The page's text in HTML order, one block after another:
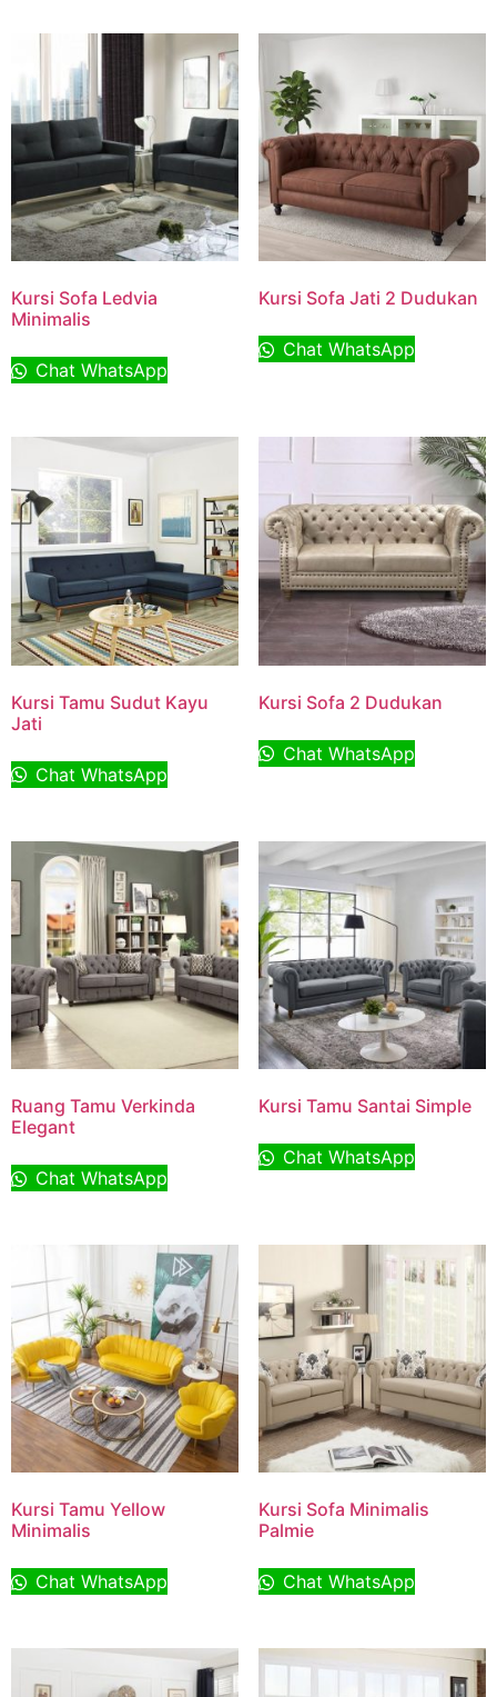
Kursi Sofa Ledvia
Minimalis
Chat WhatsApp
Kursi Sofa Jati 2 Dudukan
Chat WhatsApp
Kursi Tamu Sudut Kayu
Jati
Chat WhatsApp
Kursi Sofa 2 Dudukan
Chat WhatsApp
Ruang Tamu Verkinda
Elegant
Chat WhatsApp
Kursi Tamu Santai Simple
Chat WhatsApp
Kursi Tamu Yellow
Minimalis
Chat WhatsApp
Kursi Sofa Minimalis
Palmie
Chat WhatsApp